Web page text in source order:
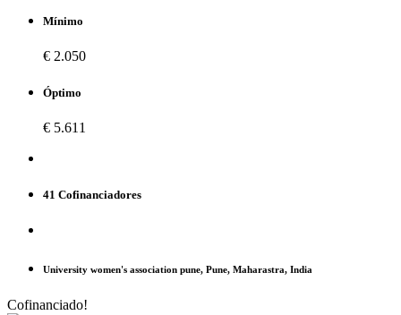
Mínimo
€ 2.050
Óptimo
€ 5.611
41 Cofinanciadores
University women's association pune, Pune, Maharastra, India
Cofinanciado!